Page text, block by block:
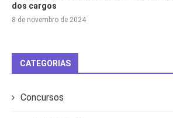
dos cargos
8 de novembro de 2024
CATEGORIAS
Concursos